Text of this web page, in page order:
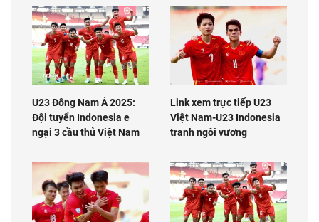
U23 Đông Nam Á 2025:
Đội tuyển Indonesia e
ngại 3 cầu thủ Việt Nam
Link xem trực tiếp U23
Việt Nam-U23 Indonesia
tranh ngôi vương